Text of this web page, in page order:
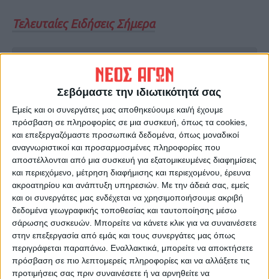
Σεβόμαστε την ιδιωτικότητά σας
Εμείς και οι συνεργάτες μας αποθηκεύουμε και/ή έχουμε
πρόσβαση σε πληροφορίες σε μια συσκευή, όπως τα cookies,
και επεξεργαζόμαστε προσωπικά δεδομένα, όπως μοναδικοί
αναγνωριστικοί και προσαρμοσμένες πληροφορίες που
αποστέλλονται από μια συσκευή για εξατομικευμένες διαφημίσεις
και περιεχόμενο, μέτρηση διαφήμισης και περιεχομένου, έρευνα
ακροατηρίου και ανάπτυξη υπηρεσιών. Με την άδειά σας, εμείς
και οι συνεργάτες μας ενδέχεται να χρησιμοποιήσουμε ακριβή
δεδομένα γεωγραφικής τοποθεσίας και ταυτοποίησης μέσω
σάρωσης συσκευών. Μπορείτε να κάνετε κλικ για να συναινέσετε
στην επεξεργασία από εμάς και τους συνεργάτες μας όπως
περιγράφεται παραπάνω. Εναλλακτικά, μπορείτε να αποκτήσετε
πρόσβαση σε πιο λεπτομερείς πληροφορίες και να αλλάξετε τις
προτιμήσεις σας πριν συναινέσετε ή να αρνηθείτε να
Τελευταίες Ειδήσεις Σήμερα
Ακολούθησε την εφημερίδα ΝΕΟΣ
ΑΓΩΝ στο Google News!
Όλες οι εξελίξεις στην περιοχή της
Καρδίτσας και ευρύτερα της Θεσσαλίας
ΠΡΟΗΓΟΥΜΕΝΟ ΑΡΘΡΟ
Πανέτοιμοι για τις πρώτες
τουφεκιές οι κυνηγοί
ΕΠΟΜΕΝΟ ΑΡΘΡΟ
Διαδήλωσαν ενάντια στο
Φράγμα της Μεσοχώρας